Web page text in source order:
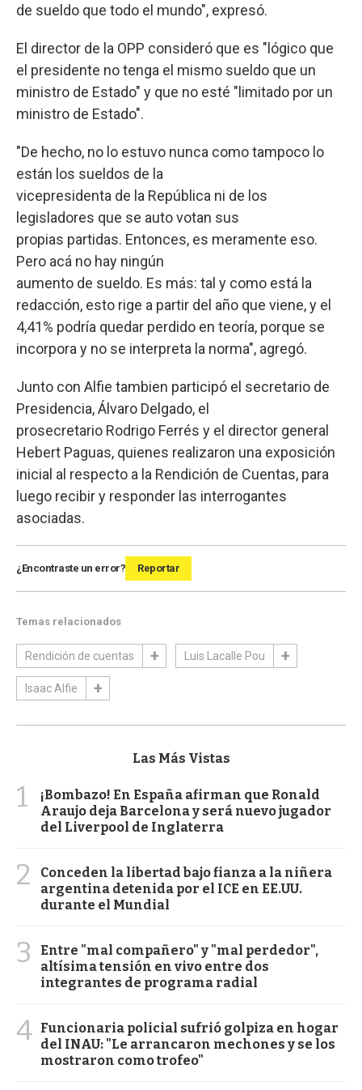
de sueldo que todo el mundo", expresó.
El director de la OPP consideró que es "lógico que
el presidente no tenga el mismo sueldo que un
ministro de Estado" y que no esté "limitado por un
ministro de Estado".
"De hecho, no lo estuvo nunca como tampoco lo
están los sueldos de la
vicepresidenta de la República ni de los
legisladores que se auto votan sus
propias partidas. Entonces, es meramente eso.
Pero acá no hay ningún
aumento de sueldo. Es más: tal y como está la
redacción, esto rige a partir del año que viene, y el
4,41% podría quedar perdido en teoría, porque se
incorpora y no se interpreta la norma", agregó.
Junto con Alfie tambien participó el secretario de
Presidencia, Álvaro Delgado, el
prosecretario Rodrigo Ferrés y el director general
Hebert Paguas, quienes realizaron una exposición
inicial al respecto a la Rendición de Cuentas, para
luego recibir y responder las interrogantes
asociadas.
¿Encontraste un error? Reportar
Temas relacionados
Rendición de cuentas Luis Lacalle Pou
Isaac Alfie
Las Más Vistas
1
¡Bombazo! En España afirman que Ronald
Araujo deja Barcelona y será nuevo jugador
del Liverpool de Inglaterra
2
Conceden la libertad bajo fianza a la niñera
argentina detenida por el ICE en EE.UU.
durante el Mundial
3
Entre "mal compañero" y "mal perdedor",
altísima tensión en vivo entre dos
integrantes de programa radial
4 Funcionaria policial sufrió golpiza en hogar
del INAU: "Le arrancaron mechones y se los
mostraron como trofeo"